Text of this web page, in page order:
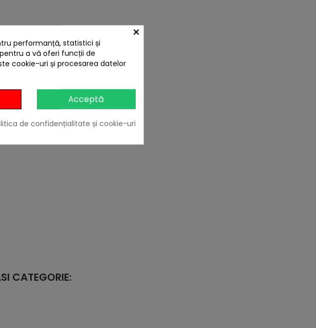
CATEGORIE:
×
performanță, statistici și
a vă oferi funcții de
cookie-uri și procesarea datelor
Acceptă
de confidențialitate și cookie-uri